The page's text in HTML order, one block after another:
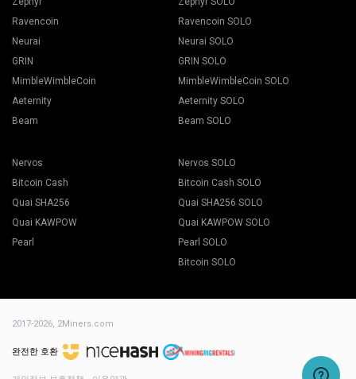
Ravencoin
Neurai
GRIN
MimbleWimbleCoin
Aeternity
Beam
Ravencoin SOLO
Neurai SOLO
GRIN SOLO
MimbleWimbleCoin SOLO
Aeternity SOLO
Beam SOLO
Nervos
Bitcoin Cash
Quai SHA256
Quai KAWPOW
Pearl
Nervos SOLO
Bitcoin Cash SOLO
Quai SHA256 SOLO
Quai KAWPOW SOLO
Pearl SOLO
Bitcoin SOLO
2017-2026, 2Miners.com
완전한 호환